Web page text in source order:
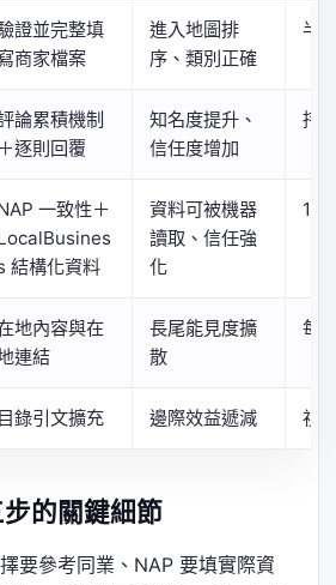
證並完整填
商家檔案
進入地圖排
序、類別正確
半
論累積機制
＋逐則回覆
知名度提升、
信任度增加
持
一致性＋
結構化資料
資料可被機器
讀取、信任強
化
1
地內容與在
連結
長尾能見度擴
散
每
目錄引文擴充 邊際效益遞減 視
的關鍵細節
要參考同業、NAP 要填實際資